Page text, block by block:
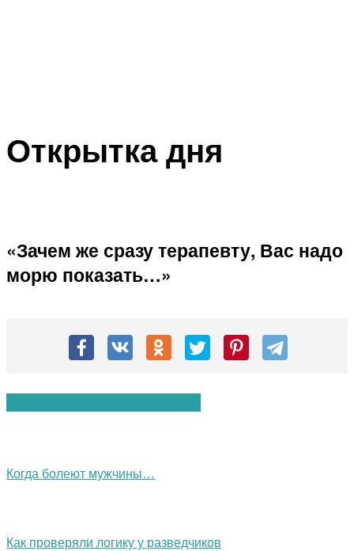
Открытка дня
«Зачем же сразу терапевту, Вас надо
морю показать…»
Когда болеют мужчины…
Как проверяли логику у разведчиков